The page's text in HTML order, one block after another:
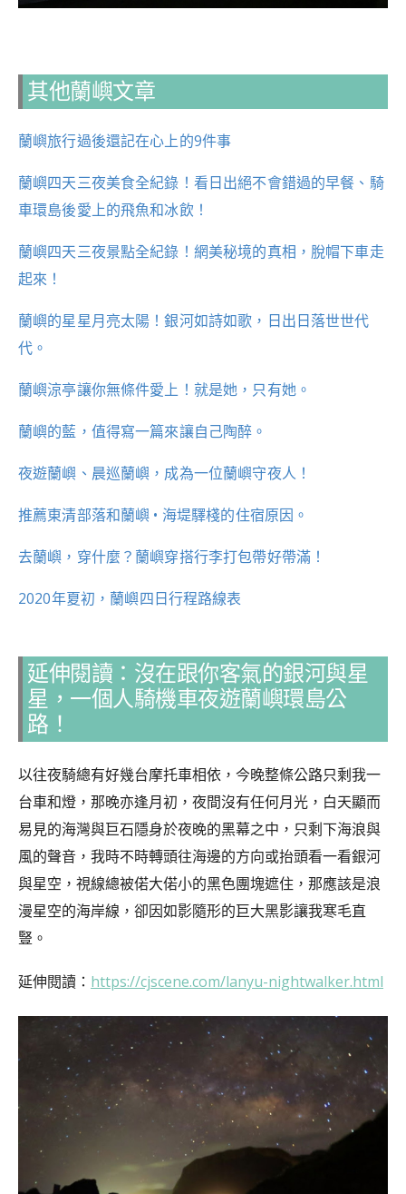
其他蘭嶼文章
蘭嶼旅行過後還記在心上的9件事
蘭嶼四天三夜美食全紀錄！看日出絕不會錯過的早餐、騎
車環島後愛上的飛魚和冰飲！
蘭嶼四天三夜景點全紀錄！網美秘境的真相，脫帽下車走
起來！
蘭嶼的星星月亮太陽！銀河如詩如歌，日出日落世世代
代。
蘭嶼涼亭讓你無條件愛上！就是她，只有她。
蘭嶼的藍，值得寫一篇來讓自己陶醉。
夜遊蘭嶼、晨巡蘭嶼，成為一位蘭嶼守夜人！
推薦東清部落和蘭嶼 • 海堤驛棧的住宿原因。
去蘭嶼，穿什麼？蘭嶼穿搭行李打包帶好帶滿！
2020年夏初，蘭嶼四日行程路線表
延伸閱讀：沒在跟你客氣的銀河與星
星，一個人騎機車夜遊蘭嶼環島公
路！
以往夜騎總有好幾台摩托車相依，今晚整條公路只剩我一
台車和燈，那晚亦逢月初，夜間沒有任何月光，白天顯而
易見的海灣與巨石隱身於夜晚的黑幕之中，只剩下海浪與
風的聲音，我時不時轉頭往海邊的方向或抬頭看一看銀河
與星空，視線總被偌大偌小的黑色團塊遮住，那應該是浪
漫星空的海岸線，卻因如影隨形的巨大黑影讓我寒毛直
豎。
延伸閱讀： https://cjscene.com/lanyu-nightwalker.html